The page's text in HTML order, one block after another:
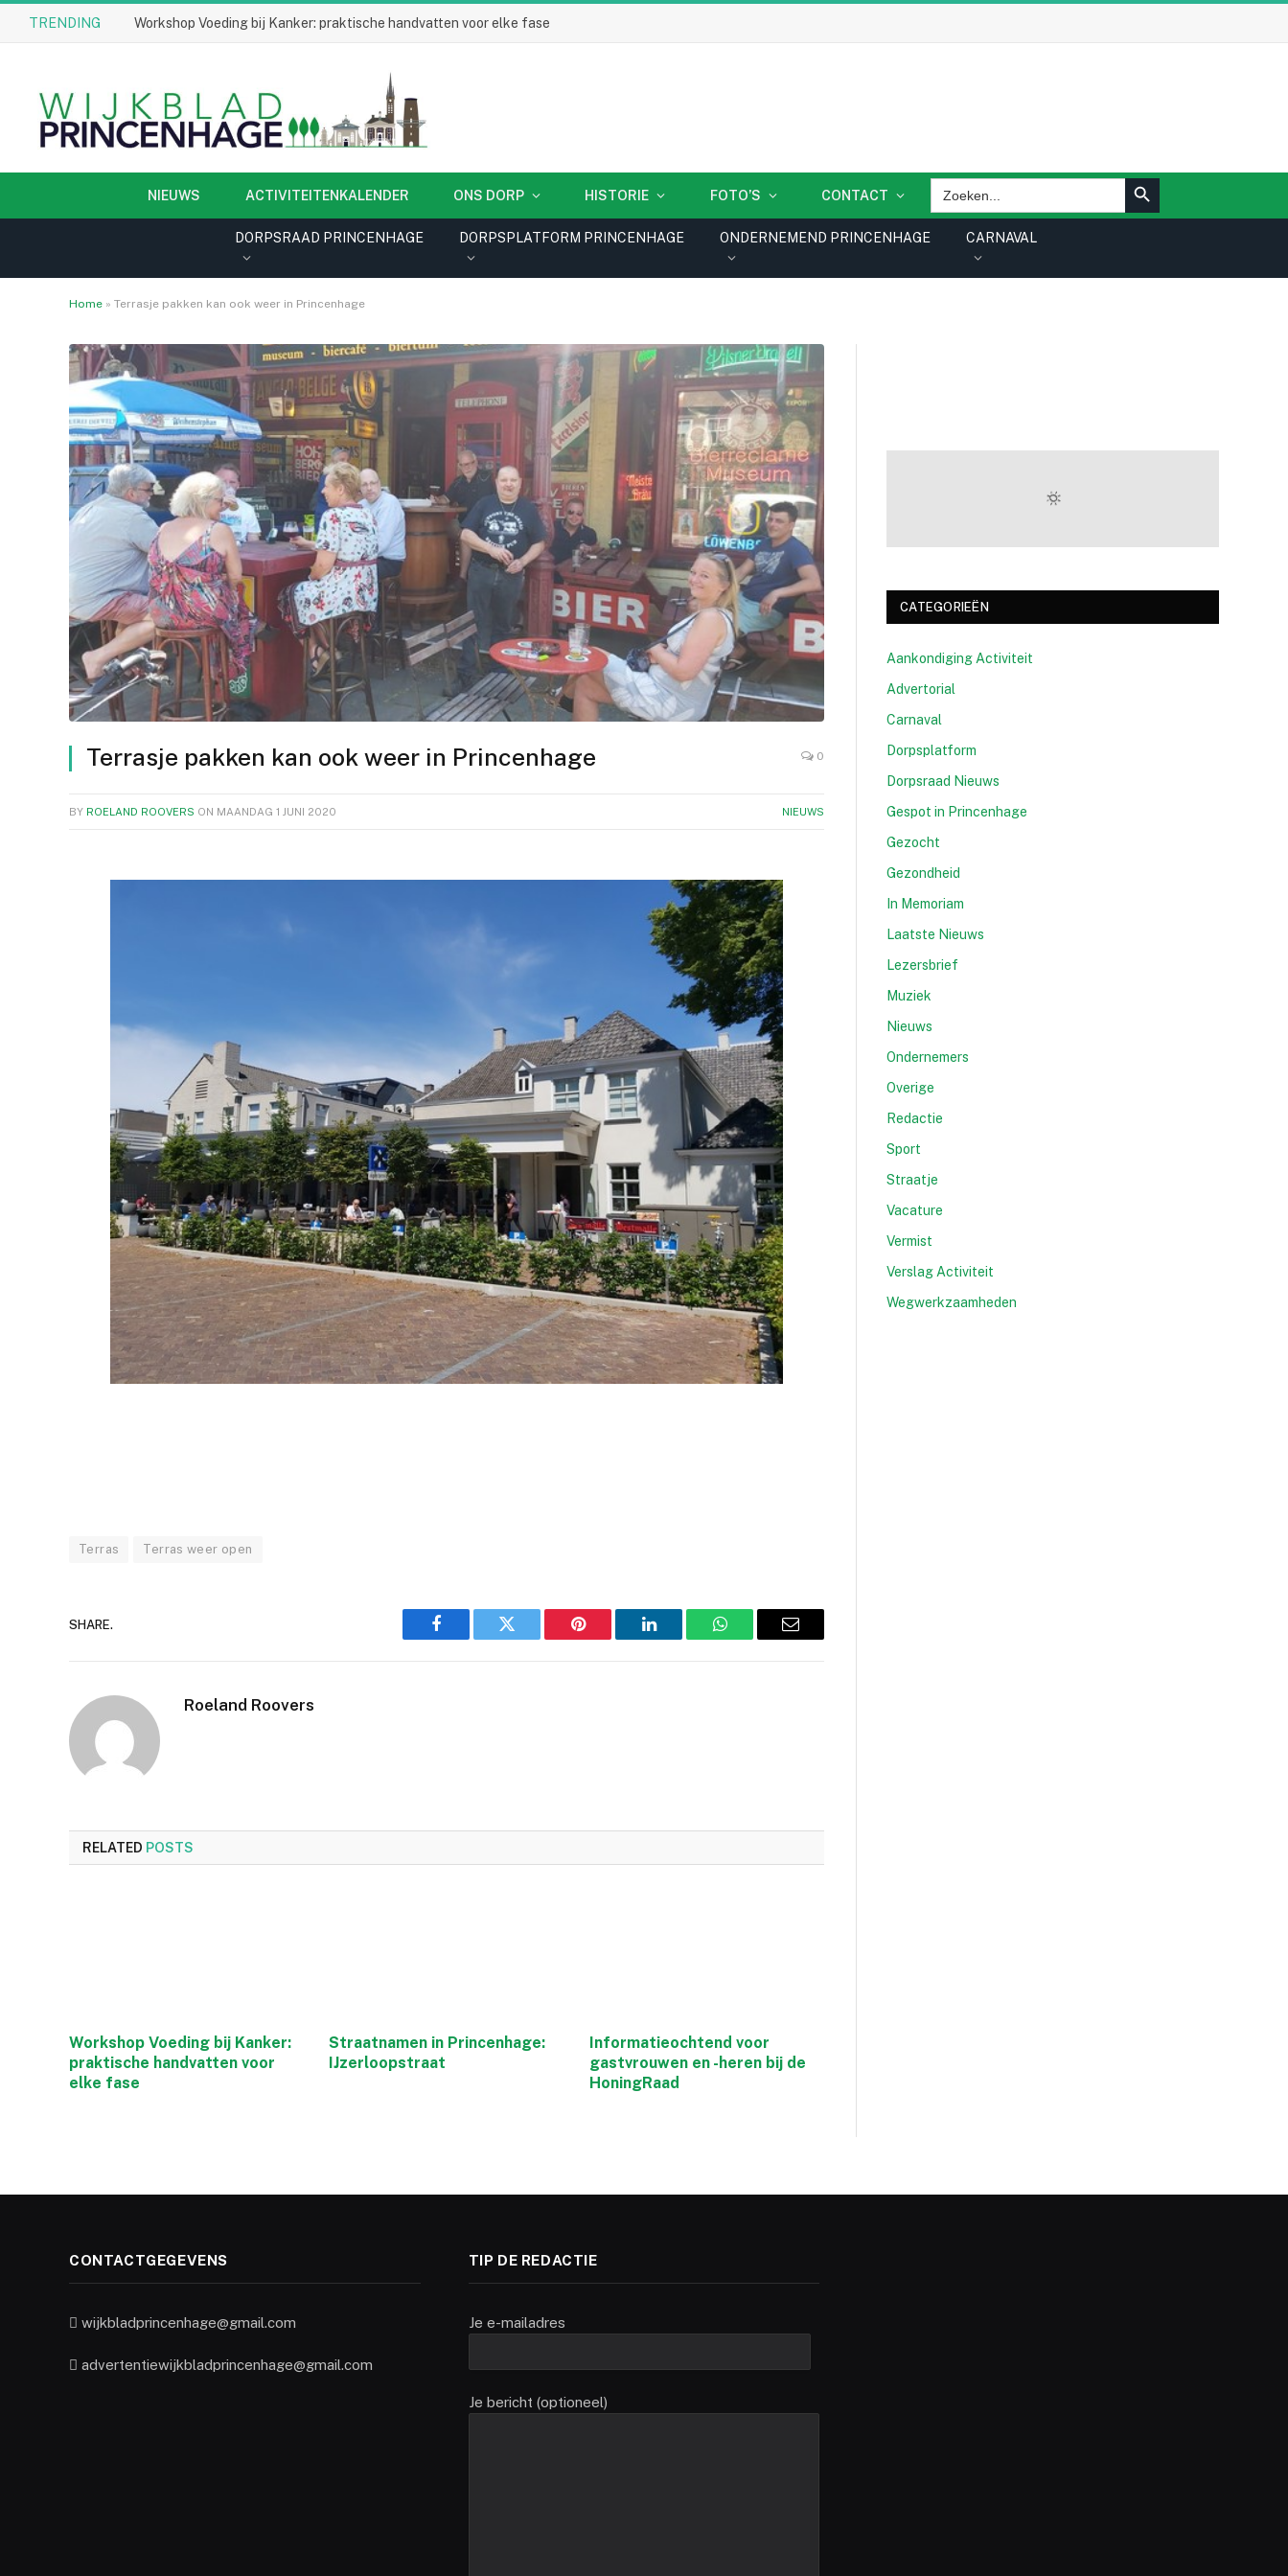
TRENDING Workshop Voeding bij Kanker: praktische handvatten voor elke fase
NIEUWS ACTIVITEITENKALENDER ONS DORP HISTORIE FOTO’S CONTACT
Zoek
naar:
ZOEKKNOP
DORPSRAAD PRINCENHAGE DORPSPLATFORM PRINCENHAGE ONDERNEMEND PRINCENHAGE CARNAVAL
Home » Terrasje pakken kan ook weer in Princenhage
Terrasje pakken kan ook weer in Princenhage 0
BY ROELAND ROOVERS ON MAANDAG 1 JUNI 2020 NIEUWS
Terras Terras weer open
SHARE.
Facebook Twitter Pinterest LinkedIn WhatsAppEmail
Roeland Roovers
RELATED POSTS
Workshop Voeding bij Kanker:
praktische handvatten voor
elke fase
Straatnamen in Princenhage:
IJzerloopstraat
Informatieochtend voor
gastvrouwen en -heren bij de
HoningRaad
CATEGORIEËN
Aankondiging Activiteit
Advertorial
Carnaval
Dorpsplatform
Dorpsraad Nieuws
Gespot in Princenhage
Gezocht
Gezondheid
In Memoriam
Laatste Nieuws
Lezersbrief
Muziek
Nieuws
Ondernemers
Overige
Redactie
Sport
Straatje
Vacature
Vermist
Verslag Activiteit
Wegwerkzaamheden
CONTACTGEGEVENS
wijkbladprincenhage@gmail.com
advertentiewijkbladprincenhage@gmail.com
TIP DE REDACTIE
Je e-mailadres
Je bericht (optioneel)